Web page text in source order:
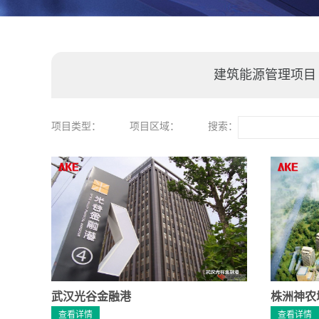
建筑能源管理项目
项目类型： 项目区域： 搜索：
武汉光谷金融港
查看详情
株洲神农
查看详情